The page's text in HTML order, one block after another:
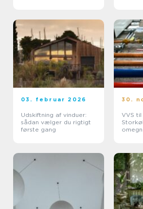
03. februar 2026
Udskiftning af vinduer:
sådan vælger du rigtigt
første gang
30.
VVS til
omegn